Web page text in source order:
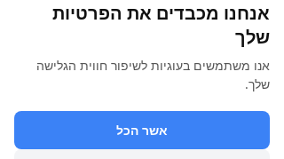
אנחנו מכבדים את הפרטיות
שלך
אנו משתמשים בעוגיות לשיפור חווית הגלישה
שלך.
אשר הכל